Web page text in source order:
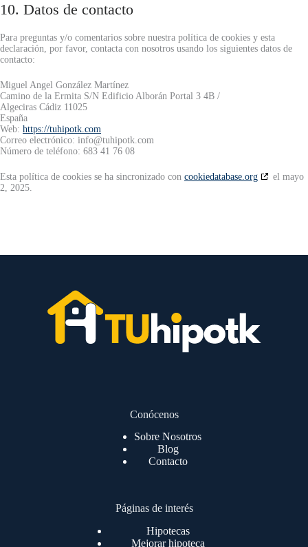
10. Datos de contacto
Para preguntas y/o comentarios sobre nuestra política de cookies y esta
declaración, por favor, contacta con nosotros usando los siguientes datos de
contacto:
Miguel Angel González Martínez
Camino de la Ermita S/N Edificio Alborán Portal 3 4B /
Algeciras Cádiz 11025
España
Web: https://tuhipotk.com
Correo electrónico: info@tuhipotk.com
Número de teléfono: 683 41 76 08
Esta política de cookies se ha sincronizado con cookiedatabase.org
el mayo
2, 2025.
Conócenos
Sobre Nosotros
Blog
Contacto
Páginas de interés
Hipotecas
Mejorar hipoteca